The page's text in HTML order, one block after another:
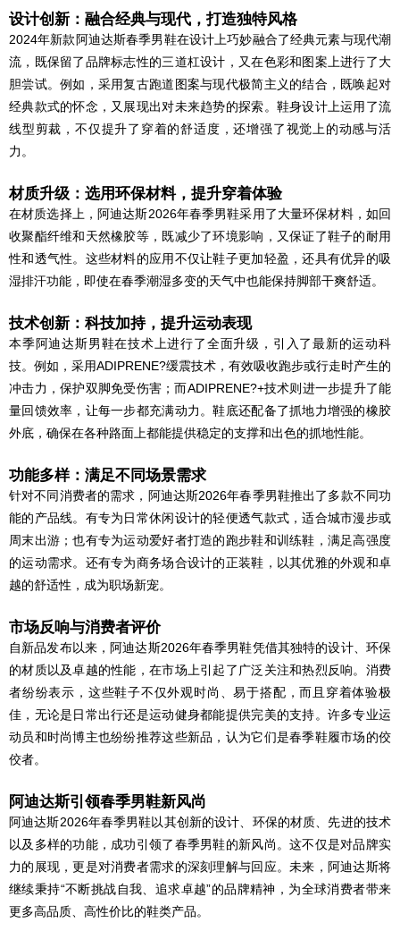
设计创新：融合经典与现代，打造独特风格
2024年新款阿迪达斯春季男鞋在设计上巧妙融合了经典元素与现代潮
流，既保留了品牌标志性的三道杠设计，又在色彩和图案上进行了大
胆尝试。例如，采用复古跑道图案与现代极简主义的结合，既唤起对
经典款式的怀念，又展现出对未来趋势的探索。鞋身设计上运用了流
线型剪裁，不仅提升了穿着的舒适度，还增强了视觉上的动感与活
力。
材质升级：选用环保材料，提升穿着体验
在材质选择上，阿迪达斯2026年春季男鞋采用了大量环保材料，如回
收聚酯纤维和天然橡胶等，既减少了环境影响，又保证了鞋子的耐用
性和透气性。这些材料的应用不仅让鞋子更加轻盈，还具有优异的吸
湿排汗功能，即使在春季潮湿多变的天气中也能保持脚部干爽舒适。
技术创新：科技加持，提升运动表现
本季阿迪达斯男鞋在技术上进行了全面升级，引入了最新的运动科
技。例如，采用ADIPRENE?缓震技术，有效吸收跑步或行走时产生的
冲击力，保护双脚免受伤害；而ADIPRENE?+技术则进一步提升了能
量回馈效率，让每一步都充满动力。鞋底还配备了抓地力增强的橡胶
外底，确保在各种路面上都能提供稳定的支撑和出色的抓地性能。
功能多样：满足不同场景需求
针对不同消费者的需求，阿迪达斯2026年春季男鞋推出了多款不同功
能的产品线。有专为日常休闲设计的轻便透气款式，适合城市漫步或
周末出游；也有专为运动爱好者打造的跑步鞋和训练鞋，满足高强度
的运动需求。还有专为商务场合设计的正装鞋，以其优雅的外观和卓
越的舒适性，成为职场新宠。
市场反响与消费者评价
自新品发布以来，阿迪达斯2026年春季男鞋凭借其独特的设计、环保
的材质以及卓越的性能，在市场上引起了广泛关注和热烈反响。消费
者纷纷表示，这些鞋子不仅外观时尚、易于搭配，而且穿着体验极
佳，无论是日常出行还是运动健身都能提供完美的支持。许多专业运
动员和时尚博主也纷纷推荐这些新品，认为它们是春季鞋履市场的佼
佼者。
阿迪达斯引领春季男鞋新风尚
阿迪达斯2026年春季男鞋以其创新的设计、环保的材质、先进的技术
以及多样的功能，成功引领了春季男鞋的新风尚。这不仅是对品牌实
力的展现，更是对消费者需求的深刻理解与回应。未来，阿迪达斯将
继续秉持“不断挑战自我、追求卓越”的品牌精神，为全球消费者带来
更多高品质、高性价比的鞋类产品。